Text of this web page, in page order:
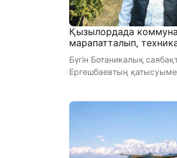
Қызылордада
марапатталып,
етілді
Бүгін Ботаникалық
Ергешбаевтың